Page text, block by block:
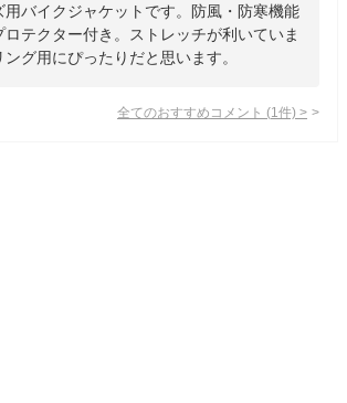
用バイクジャケットです。防風・防寒機能
テクター付き。ストレッチが利いていま
グ用にぴったりだと思います。
全てのおすすめコメント (1 件) >